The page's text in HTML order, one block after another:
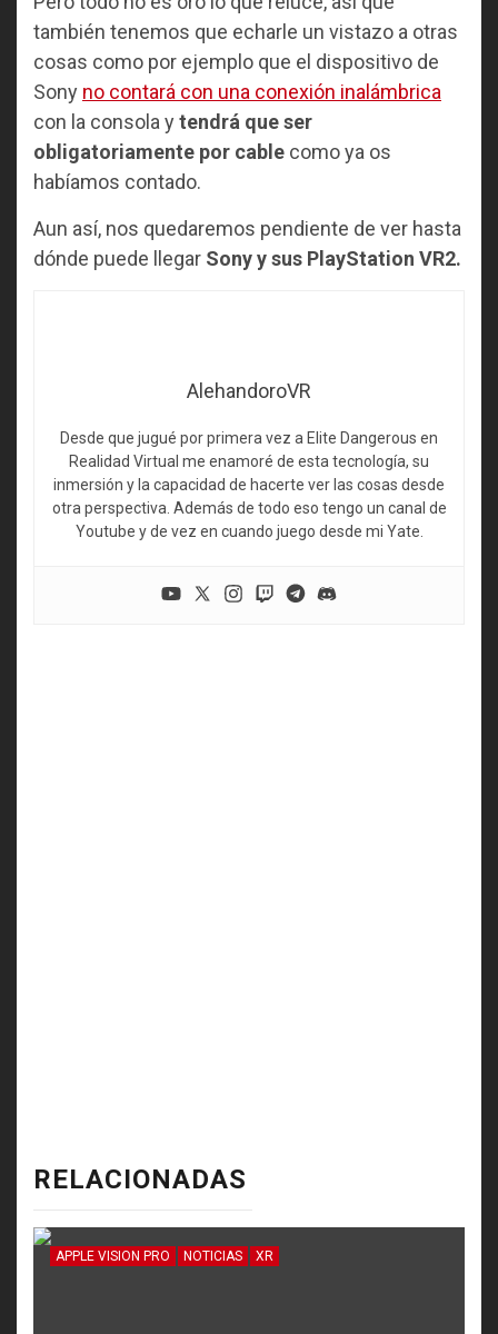
también tenemos que echarle un vistazo a otras
cosas como por ejemplo que el dispositivo de
Sony no contará con una conexión inalámbrica
con la consola ytendrá que ser
obligatoriamente por cable como ya os
habíamos contado.
Aun así, nos quedaremos pendiente de ver hasta
dónde puede llegar Sony y sus PlayStation VR2.
AlehandoroVR
Desde que jugué por primera vez a Elite Dangerous en
Realidad Virtual me enamoré de esta tecnología, su
inmersión y la capacidad de hacerte ver las cosas desde
otra perspectiva. Además de todo eso tengo un canal de
Youtube y de vez en cuando juego desde mi Yate.
RELACIONADAS
APPLE VISION PRO NOTICIAS XR